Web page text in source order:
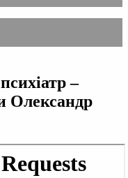
–
Олександр